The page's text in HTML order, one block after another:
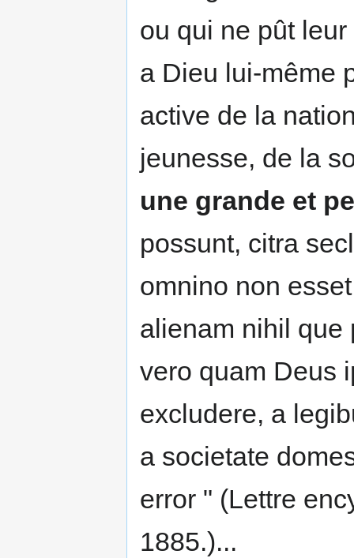
ou qui ne pût
a Dieu lui-même
active de la
jeunesse, de la
une grande et
possunt, citra
omnino non
alienam nihil que
vero quam Deus
excludere, a
a societate
error " (Lettre
1885.)...